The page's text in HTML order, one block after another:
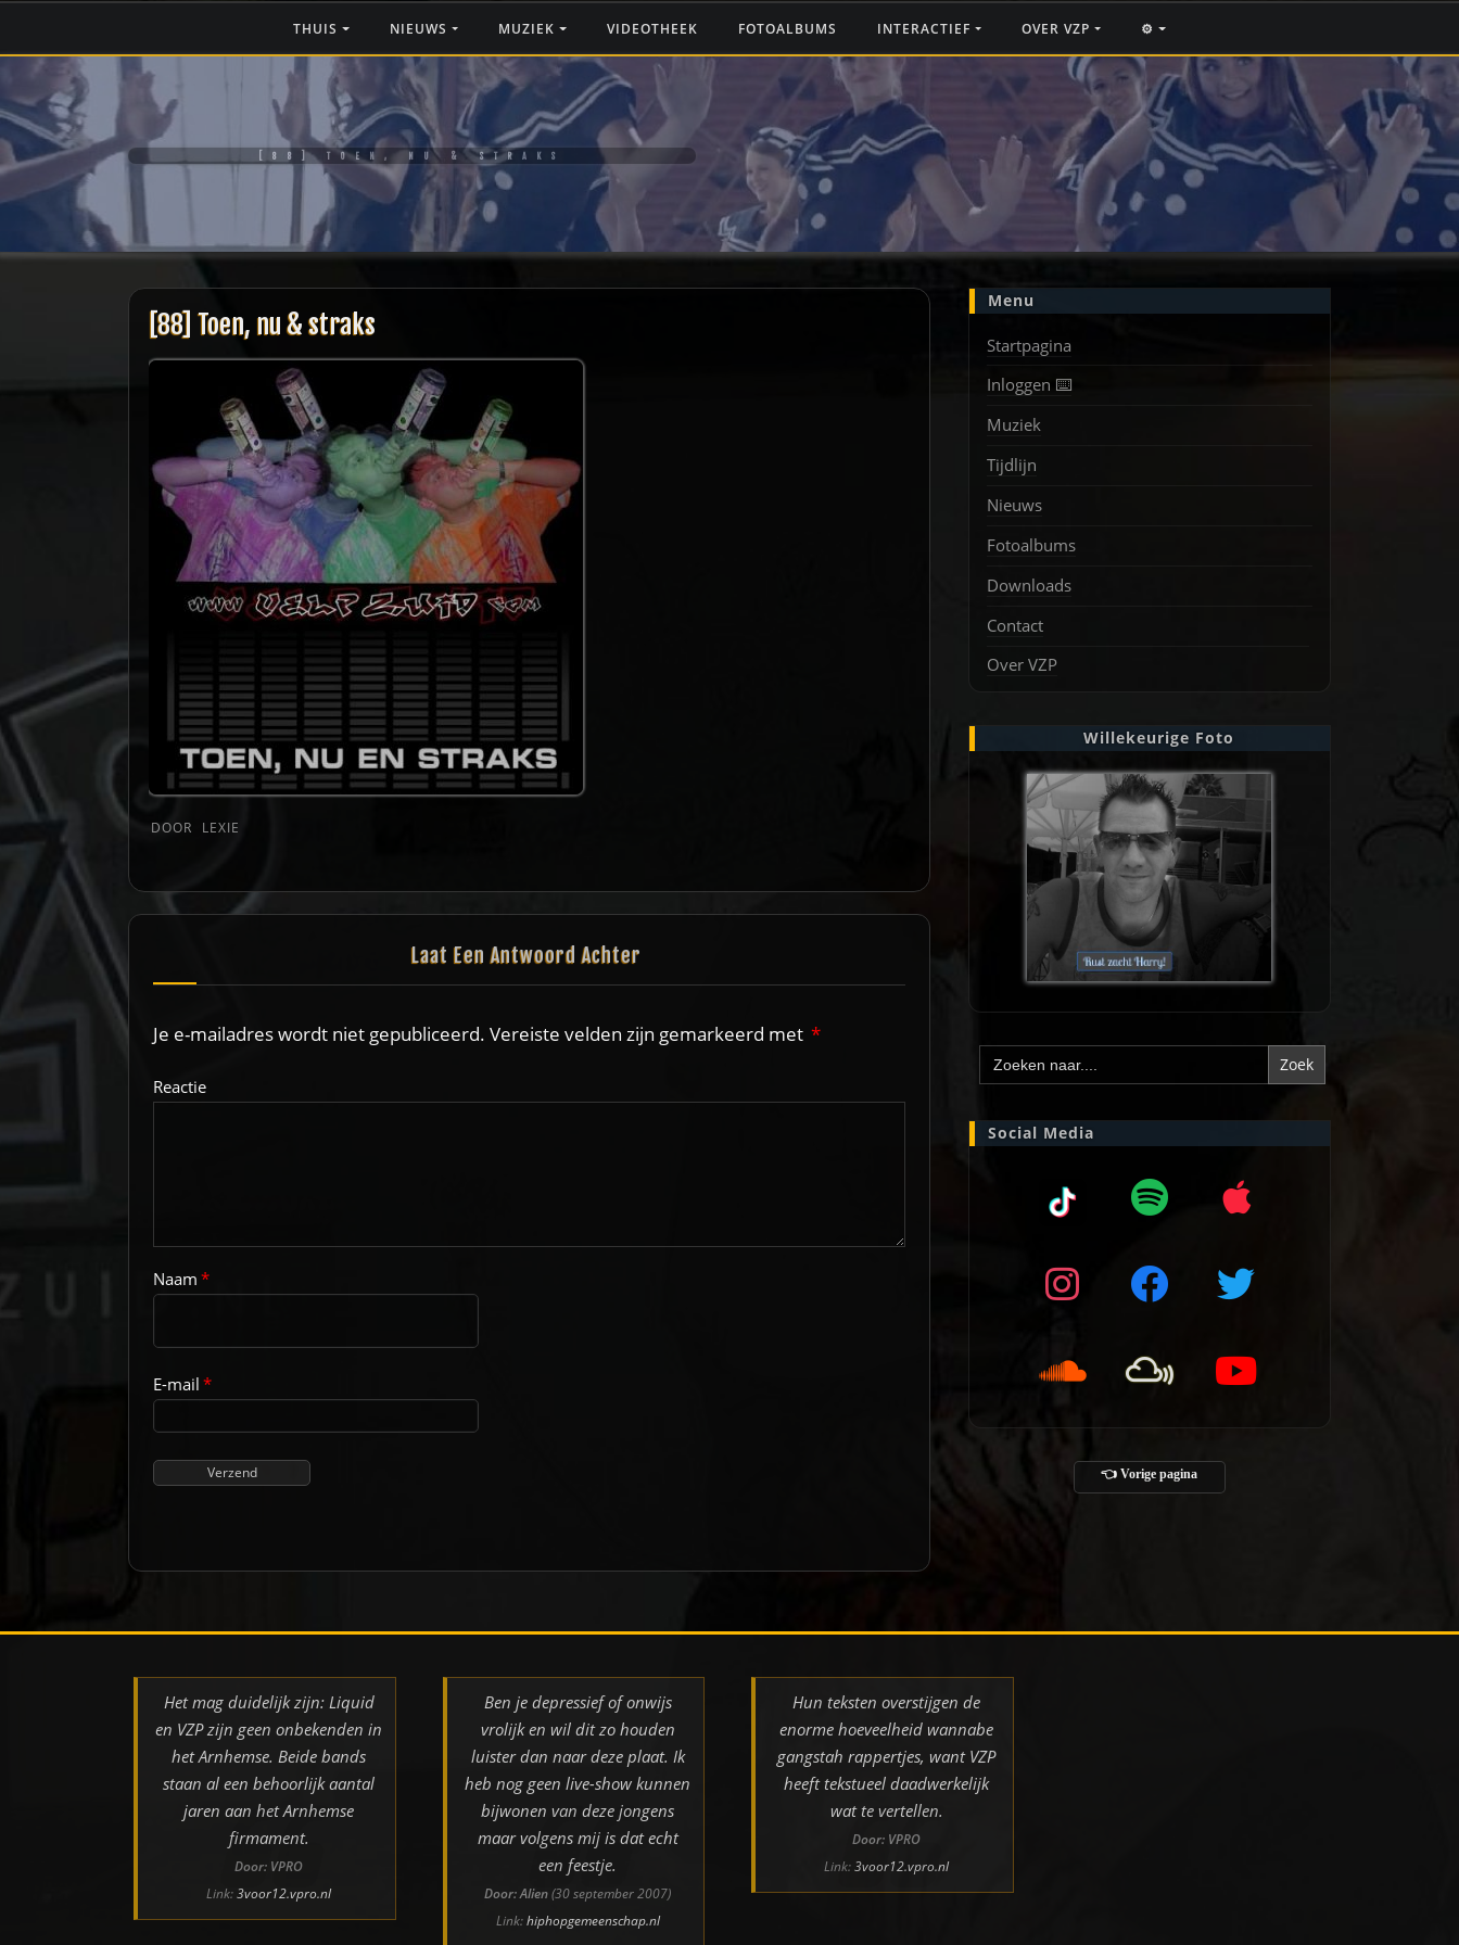
inhoud
THUIS NIEUWS MUZIEK VIDEOTHEEK FOTOALBUMS INTERACTIEF OVER VZP ⚙️
[88] TOEN, NU & STRAKS
[88] Toen, nu & straks
DOOR LEXIE
Laat Een Antwoord Achter
Je e-mailadres wordt niet gepubliceerd. Vereiste velden zijn gemarkeerd met *
Reactie
Naam*
E-mail*
Menu
Startpagina
Inloggen ⌨️
Muziek
Tijdlijn
Nieuws
Fotoalbums
Downloads
Contact
Over VZP
Willekeurige Foto
Zoek
naar:
Social Media
👈 Vorige pagina
Het mag duidelijk zijn: Liquid
en VZP zijn geen onbekenden in
het Arnhemse. Beide bands
staan al een behoorlijk aantal
jaren aan het Arnhemse
firmament.
Door: VPRO
Link:3voor12.vpro.nl
Ben je depressief of onwijs
vrolijk en wil dit zo houden
luister dan naar deze plaat. Ik
heb nog geen live-show kunnen
bijwonen van deze jongens
maar volgens mij is dat echt
een feestje.
Door: Alien(30 september 2007)
Link:hiphopgemeenschap.nl
Hun teksten overstijgen de
enorme hoeveelheid wannabe
gangstah rappertjes, want VZP
heeft tekstueel daadwerkelijk
wat te vertellen.
Door: VPRO
Link:3voor12.vpro.nl